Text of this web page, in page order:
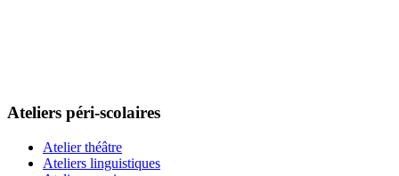
Ateliers péri-scolaires
Atelier théâtre
Ateliers linguistiques